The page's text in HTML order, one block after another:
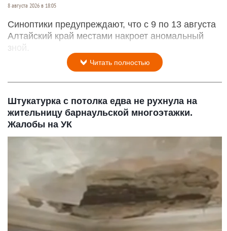
8 августа 2026 в 18:05
Синоптики предупреждают, что с 9 по 13 августа
Алтайский край местами накроет аномальный
зной.
Читать полностью
Штукатурка с потолка едва не рухнула на
жительницу барнаульской многоэтажки.
Жалобы на УК